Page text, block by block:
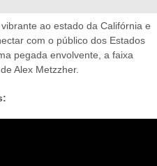
ao estado da Califórnia e
com o público dos Estados
pegada envolvente, a faixa
Alex Metzzher.